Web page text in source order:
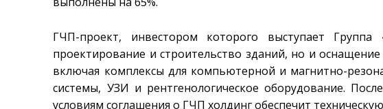
ГЧП-проект, инвестором которого выступает
проектирование и строительство зданий, но и
включая комплексы для компьютерной и магнитно-
системы, УЗИ и рентгенологическое оборудование.
условиям соглашения о ГЧП холдинг обеспечит